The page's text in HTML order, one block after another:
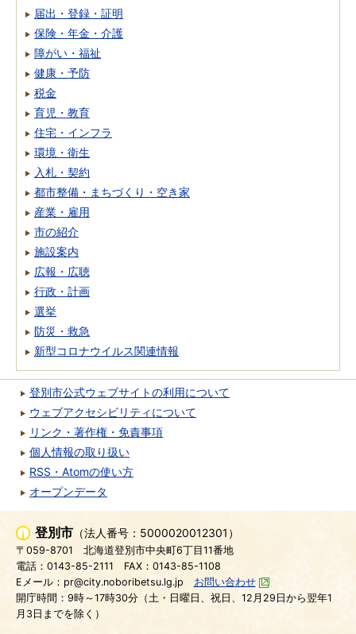
届出・登録・証明
保険・年金・介護
障がい・福祉
健康・予防
税金
育児・教育
住宅・インフラ
環境・衛生
入札・契約
都市整備・まちづくり・空き家
産業・雇用
市の紹介
施設案内
広報・広聴
行政・計画
選挙
防災・救急
新型コロナウイルス関連情報
登別市公式ウェブサイトの利用について
ウェブアクセシビリティについて
リンク・著作権・免責事項
個人情報の取り扱い
RSS・Atomの使い方
オープンデータ
登別市 （法人番号：5000020012301）
〒059-8701
北海道登別市中央町6丁目11番地
電話：0143-85-2111
FAX：0143-85-1108
Eメール：pr@city.noboribetsu.lg.jp
お問い合わせ
開庁時間：9時～17時30分（土・日曜日、祝日、12月29日から翌年1
月3日までを除く）